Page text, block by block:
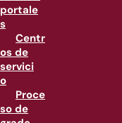
portale
s
Centr
os de
servici
o
Proce
so de